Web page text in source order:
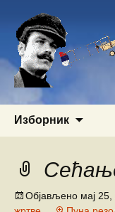
Изборник
Објављено мај